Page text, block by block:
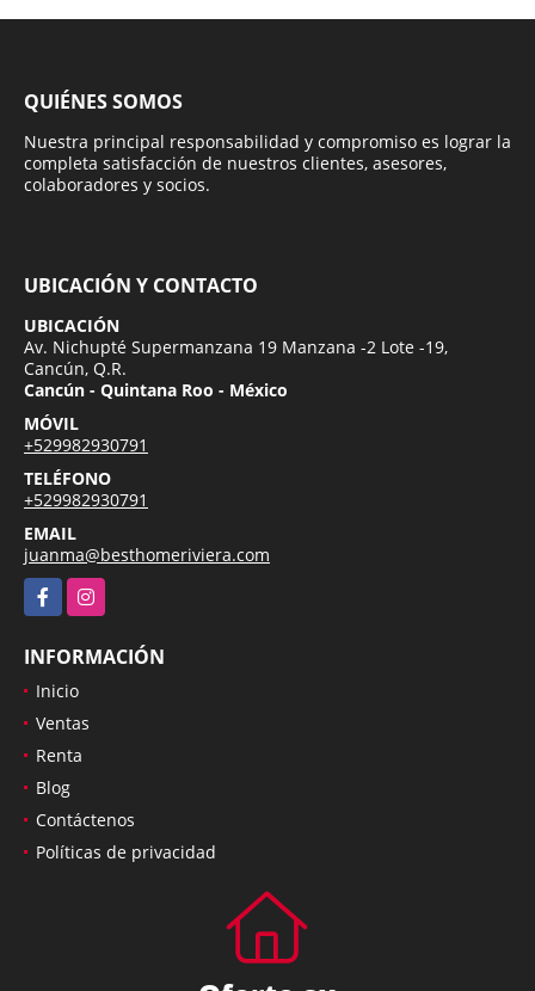
QUIÉNES SOMOS
Nuestra principal responsabilidad y compromiso es lograr la
completa satisfacción de nuestros clientes, asesores,
colaboradores y socios.
UBICACIÓN Y CONTACTO
UBICACIÓN
Av. Nichupté Supermanzana 19 Manzana -2 Lote -19,
Cancún, Q.R.
Cancún - Quintana Roo - México
MÓVIL
+529982930791
TELÉFONO
+529982930791
EMAIL
juanma@besthomeriviera.com
FacebookInstagram
INFORMACIÓN
Inicio
Ventas
Renta
Blog
Contáctenos
Políticas de privacidad